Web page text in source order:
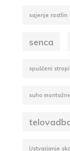
sajenje rastlin
senca
spuščeni stropi
suho
Ustvarjanje